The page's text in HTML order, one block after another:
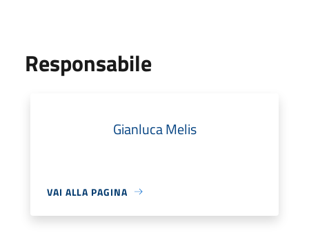
Responsabile
Gianluca Melis
VAI ALLA PAGINA